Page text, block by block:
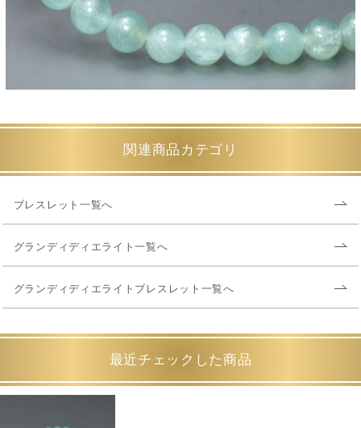
関連商品カテゴリ
ブレスレット一覧へ
グランディディエライト一覧へ
グランディディエライトブレスレット一覧へ
最近チェックした商品